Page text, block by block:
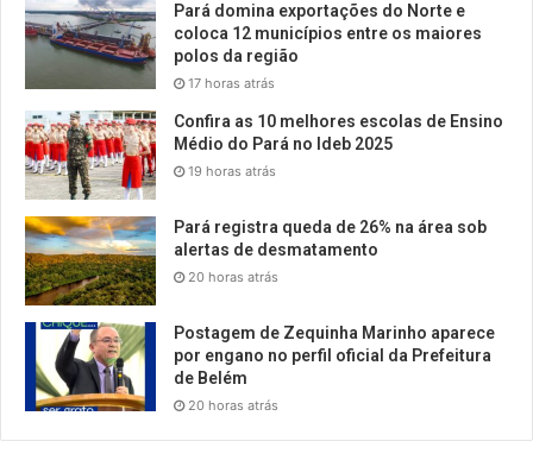
Pará domina exportações do Norte e
coloca 12 municípios entre os maiores
polos da região
17 horas atrás
Confira as 10 melhores escolas de Ensino
Médio do Pará no Ideb 2025
19 horas atrás
Pará registra queda de 26% na área sob
alertas de desmatamento
20 horas atrás
Postagem de Zequinha Marinho aparece
por engano no perfil oficial da Prefeitura
de Belém
20 horas atrás